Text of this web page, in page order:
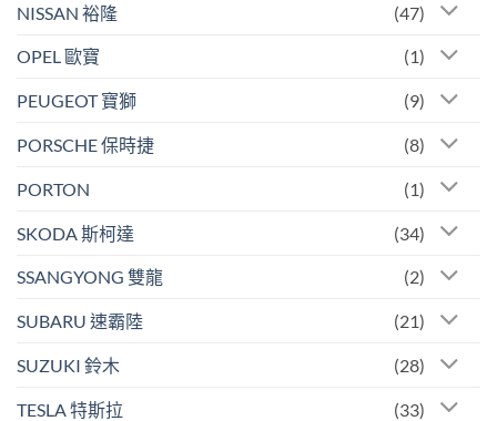
NISSAN 裕隆 (47)
OPEL 歐寶 (1)
PEUGEOT 寶獅 (9)
PORSCHE 保時捷 (8)
PORTON (1)
SKODA 斯柯達 (34)
SSANGYONG 雙龍 (2)
SUBARU 速霸陸 (21)
SUZUKI 鈴木 (28)
TESLA 特斯拉 (33)